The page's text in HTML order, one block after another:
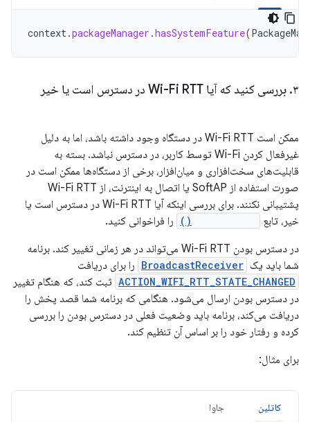
context.packageManager .hasSystemFeature(
۳. بررسی کنید که آیا Wi-Fi RTT در دسترس است یا خیر
ممکن است Wi-Fi RTT در دستگاه وجود داشته باشد، اما به دلیل
غیرفعال کردن Wi-Fi توسط کاربر، در دسترس نباشد. بسته به
قابلیت‌های سخت‌افزاری و میان‌افزار، برخی از دستگاه‌ها ممکن است در
صورت استفاده از SoftAP یا اتصال به اینترنت، از Wi-Fi RTT
پشتیبانی نکنند. برای بررسی اینکه آیا Wi-Fi RTT در دسترس است یا
خیر، تابع
را فراخوانی کنید.
در دسترس بودن Wi-Fi RTT می‌تواند در هر زمانی تغییر کند. برنامه
شما باید یک BroadcastReceiver را برای دریافت
ACTION_WIFI_RTT_STATE_CHANGED ثبت کند، که هنگام تغییر
در دسترس بودن ارسال می‌شود. هنگامی که برنامه شما قصد پخش را
دریافت می‌کند، برنامه باید وضعیت فعلی در دسترس بودن را بررسی
کرده و رفتار خود را بر اساس آن تنظیم کند.
برای مثال:
کاتلین جاوا